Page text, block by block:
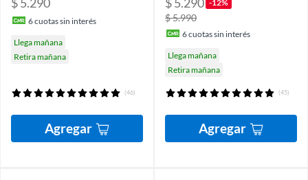
$ 5.290
6cuotas sin interés
Llega mañana
Retira mañana
(46)
Agregar
$ 5.290 -12%
$ 5.990
6cuotas sin interés
Llega mañana
Retira mañana
(45)
Agregar